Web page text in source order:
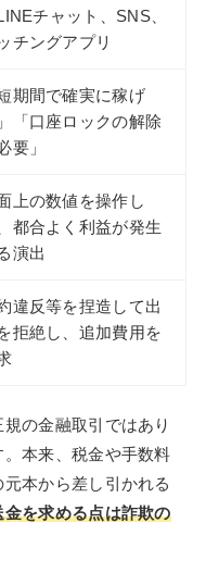
チャット、SNS、
チングアプリ
短期間で確実に稼げ
「口座ロックの解除
要」
上の数値を操作し
都合よく利益が発生
演出
違反等を捏造して出
拒絶し、追加費用を
の金融取引ではあり
本来、税金や手数料
本から差し引かれる
を求める点は詐欺の